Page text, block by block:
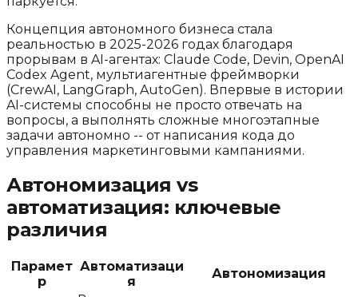
Концепция автономного бизнеса стала
реальностью в 2025-2026 годах благодаря
прорывам в AI-агентах: Claude Code, Devin, OpenAI
Codex Agent, мультиагентные фреймворки
(CrewAI, LangGraph, AutoGen). Впервые в истории
AI-системы способны не просто отвечать на
вопросы, а выполнять сложные многоэтапные
задачи автономно -- от написания кода до
управления маркетинговыми кампаниями.
Автономизация vs
автоматизация: ключевые
различия
Парамет
р
Автоматизаци
я
Автономизация